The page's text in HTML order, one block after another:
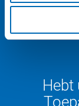
Hebt